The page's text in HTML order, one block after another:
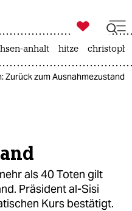

taz zahl ich
anhalt hitze
Zurück zum Ausnahmezustand
als 40 Toten gilt
Präsident al-Sisi
Kurs bestätigt.